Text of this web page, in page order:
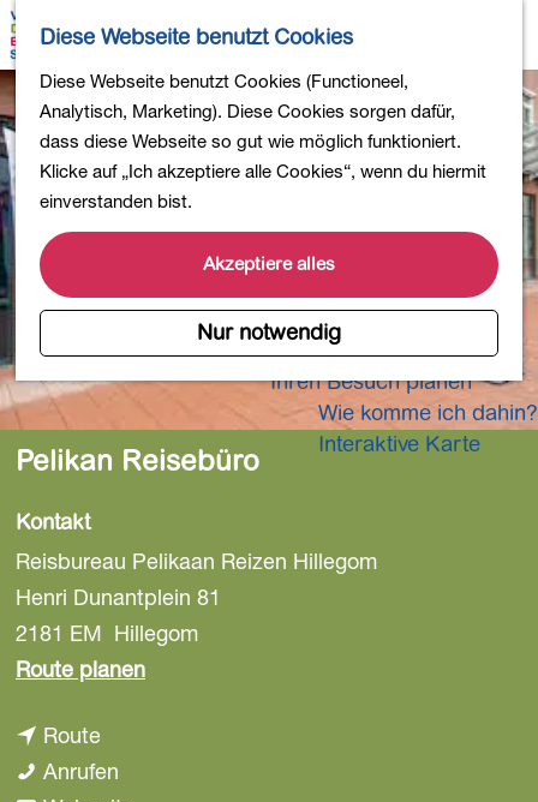
Diese Webseite benutzt Cookies
Diese Webseite benutzt Cookies (Functioneel,
Analytisch, Marketing). Diese Cookies sorgen dafür,
dass diese Webseite so gut wie möglich funktioniert.
Klicke auf „Ich akzeptiere alle Cookies“, wenn du hiermit
einverstanden bist.
Akzeptiere alles
Nur notwendig
G
e
h
e
n
S
e
u
r
H
K
r
t
e
S
c
h
e
n
e
n
ü
Einkaufen
Essen und Trinken
Kinderaktivitäten
In die Natur
Polder und Seen
Museen und mehr
Aktiv und gesund
4-Tage-Wanderung
Übernachtungen
Ihren Besuch planen
Wie komme ich dahin?
Interaktive Karte
Pelikan Reisebüro
Kontakt
Reisbureau Pelikaan Reizen Hillegom
Henri Dunantplein 81
2181 EM Hillegom
Route planenb
Routeb
i
Anrufen